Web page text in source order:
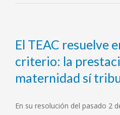
El TEAC resuelve
criterio: la
maternidad sí
En su resolución del pasado 2